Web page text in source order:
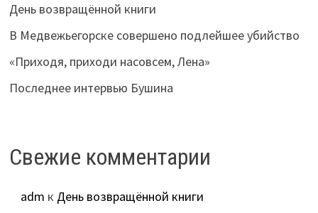
День возвращённой книги
В Медвежьегорске совершено подлейшее убийство
«Приходя, приходи насовсем, Лена»
Последнее интервью Бушина
Свежие комментарии
adm к День возвращённой книги